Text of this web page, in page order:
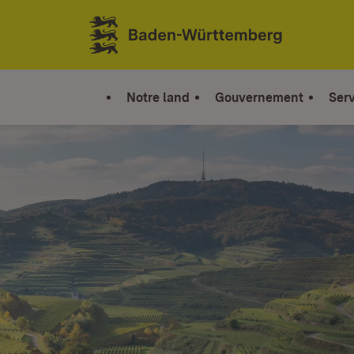
Sauter au contenu
Link zur Startseite
Notre land Gouvernement